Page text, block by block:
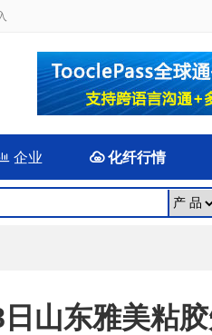
企业 化纤行情
山东雅美粘